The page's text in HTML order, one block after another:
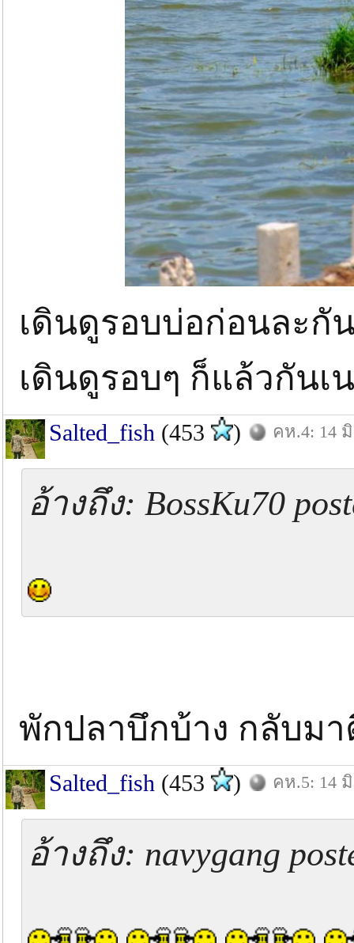
เดินดูรอบบ่อก่อนละกั
เดินดูรอบๆ ก็แล้วกันเ
Salted_fish (453 ) คห.4: 14
อ้างถึง: BossKu70
พักปลาบึกบ้าง กลับม
Salted_fish (453 ) คห.5: 14
อ้างถึง: navygang